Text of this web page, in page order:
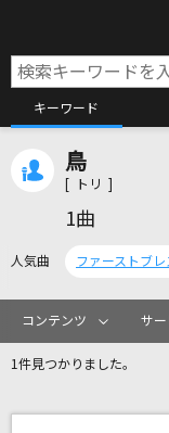
キーワード
鳥
[ トリ ]
1曲
人気曲 ファーストブレ
コンテンツ サー
1件見つかりました。